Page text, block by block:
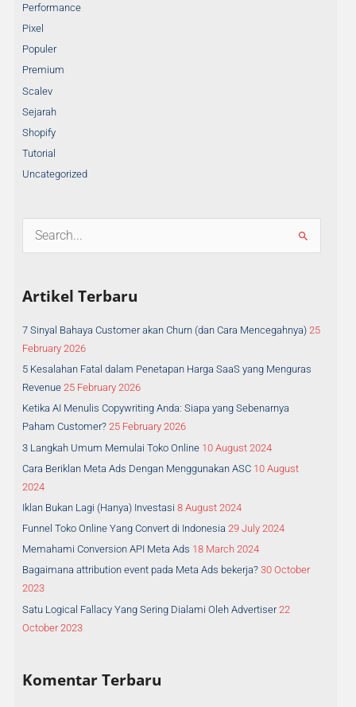
Performance
Pixel
Populer
Premium
Scalev
Sejarah
Shopify
Tutorial
Uncategorized
e
r
h
f
o
r
:
Artikel Terbaru
7 Sinyal Bahaya Customer akan Churn (dan Cara Mencegahnya) 25
February 2026
5 Kesalahan Fatal dalam Penetapan Harga SaaS yang Menguras
Revenue 25 February 2026
Ketika AI Menulis Copywriting Anda: Siapa yang Sebenarnya
Paham Customer? 25 February 2026
3 Langkah Umum Memulai Toko Online 10 August 2024
Cara Beriklan Meta Ads Dengan Menggunakan ASC 10 August
2024
Iklan Bukan Lagi (Hanya) Investasi 8 August 2024
Funnel Toko Online Yang Convert di Indonesia 29 July 2024
Memahami Conversion API Meta Ads 18 March 2024
Bagaimana attribution event pada Meta Ads bekerja? 30 October
2023
Satu Logical Fallacy Yang Sering Dialami Oleh Advertiser 22
October 2023
Komentar Terbaru